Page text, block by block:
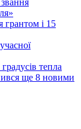
грантом і 15
тепла
ще 8 новими